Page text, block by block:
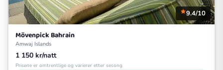
9.4/10
Mövenpick Bahrain
Amwaj Islands
1 150 kr/natt
Prisene er omtrentlige og varierer etter sesong